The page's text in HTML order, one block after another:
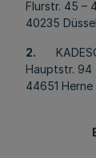
Flurstr. 45 –
40235
2.
Hauptstr. 94
44651 Herne